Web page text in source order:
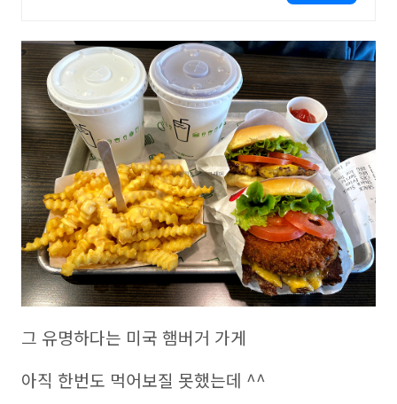
그 유명하다는 미국 햄버거 가게
아직 한번도 먹어보질 못했는데 ^^